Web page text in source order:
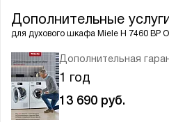
Дополнительные
для духового шкафа Miele H 7460 BP
Дополнительная
1 год
13 690 руб.